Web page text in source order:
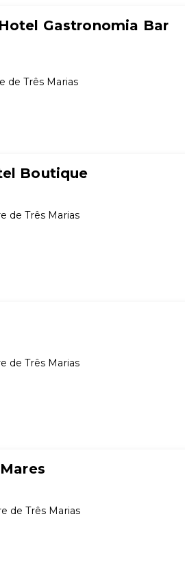
Gastronomia Bar
de Três Marias
Boutique
de Três Marias
de Três Marias
de Três Marias